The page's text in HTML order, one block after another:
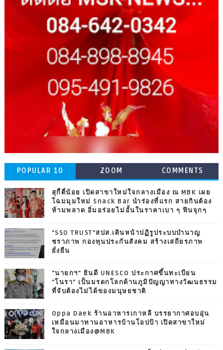
POPULAR 10 ZOOM COMMENTS
สุกี้ตี๋น้อย เปิดสาขาใหม่ใจกลางเมือง ณ MBK เผย
โฉมมุมใหม่ Snack Bar นำร่องที่แรก สายกินต้อง
ห้ามพลาด อิ่มอร่อยไม่อั้นในราคาเบา ๆ ฟินจุกๆ
"SSO TRUST"สปส.เดินหน้าปฏิรูประบบบำนาญ
ชราภาพ กองทุนประกันสังคม สร้างเสถียรภาพ
ยั่งยืน
"นายกฯ" ยินดี UNESCO ประกาศขึ้นทะเบียน
"โนรา" เป็นมรดกโลกด้านภูมิปัญญาทางวัฒนธรรม
ที่จับต้องไม่ได้ของมนุษยชาติ
Oppa Daek ร้านอาหารเกาหลี บรรยากาศอบอุ่น
เหมือนมาทานอาหารบ้านโอปป้า เปิดสาขาใหม่
ใจกลางเมือง@MBK